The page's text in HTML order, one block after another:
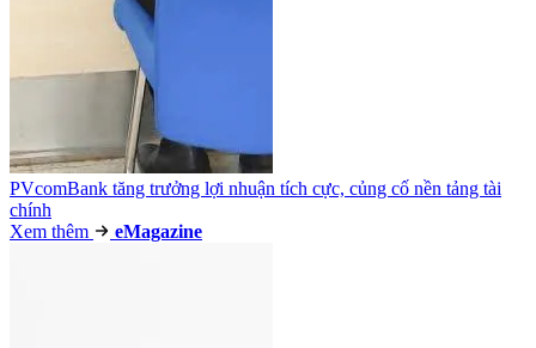
PVcomBank tăng trưởng lợi nhuận tích cực, củng cố nền tảng tài
chính
Xem thêm
eMagazine